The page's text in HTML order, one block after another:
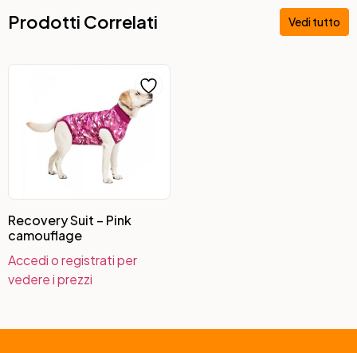
Prodotti Correlati Vedi tutto
Recovery Suit – Pink
camouflage
Accedi o registrati per
vedere i prezzi